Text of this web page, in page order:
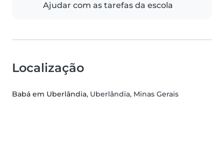
Ajudar com as tarefas da escola
Localização
Babá em Uberlândia, Uberlândia, Minas Gerais